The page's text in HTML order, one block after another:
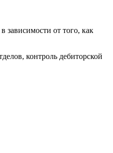
зависимости от того, как
контроль дебиторской